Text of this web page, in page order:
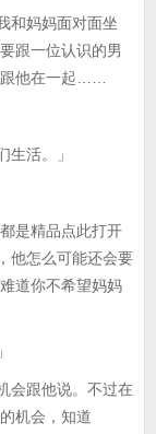
和妈妈面对面坐
跟一位认识的男
他在一起……
活。」
是精品点此打开
他怎么可能还会要
道你不希望妈妈
跟他说。不过在
机会，知道